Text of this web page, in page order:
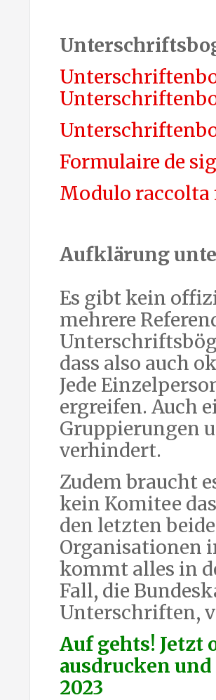
Formulaire de
Modulo raccolta
Aufklärung
Es gibt kein
mehrere
dass also auch
Jede
ergreifen. Auch
Gruppierungen
verhindert.
Zudem braucht
kein Komitee
den letzten
Organisationen
kommt alles in
Fall, die
Unterschriften,
Auf gehts! Jetzt
ausdrucken
2023